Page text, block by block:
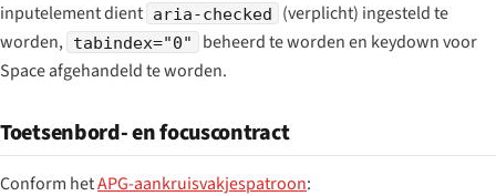
inputelement dient aria-checked
(verplicht) ingesteld te
worden, tabindex="0"
beheerd te worden en keydown voor
Space afgehandeld te worden.
Toetsenbord- en focuscontract
Conform hetAPG-aankruisvakjespatroon: